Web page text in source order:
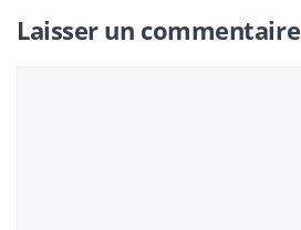
Laisser un commentaire